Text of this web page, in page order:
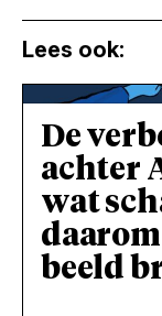
Lees ook:
De
achter
wat
beeld